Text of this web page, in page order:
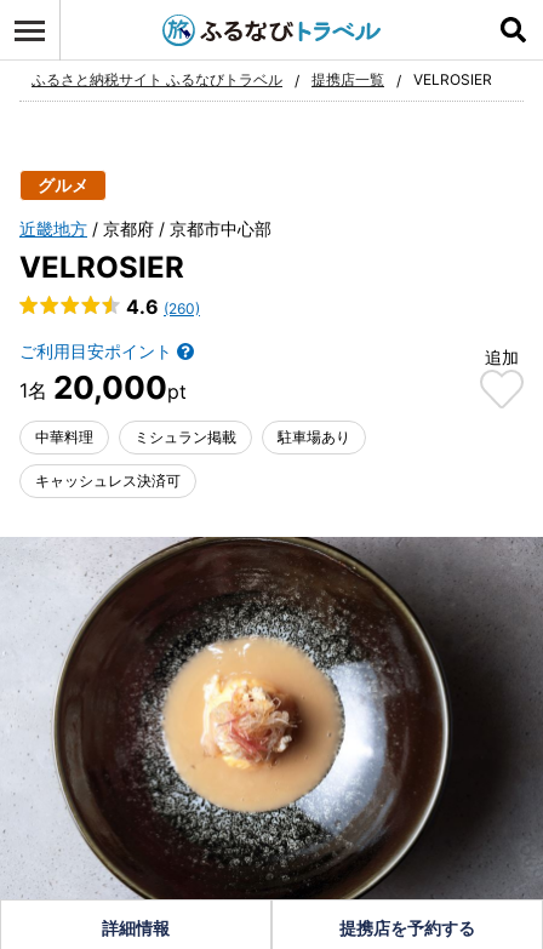
お気に入り
ふるさと納税サイト ふるなびトラベル 提携店一覧 VELROSIER
グルメ
近畿地方 京都府 京都市中心部
VELROSIER
4.6 (260)
ご利用目安ポイント
20,000
追加
中華料理 ミシュラン掲載 駐車場あり
キャッシュレス決済可
詳細情報 提携店を予約する